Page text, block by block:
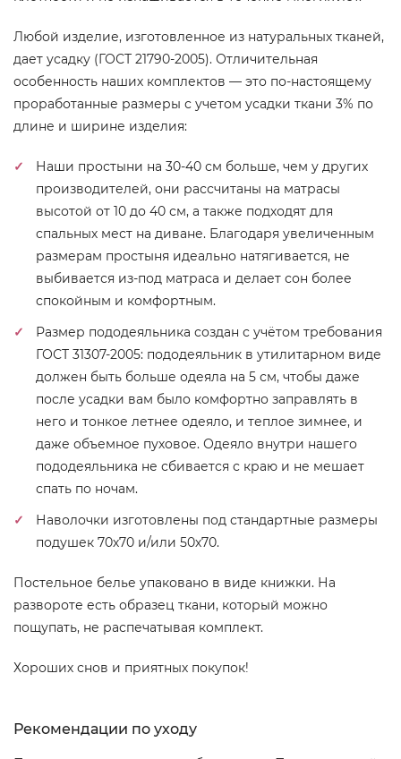
Любой изделие, изготовленное из натуральных тканей,
дает усадку (ГОСТ 21790-2005). Отличительная
особенность наших комплектов — это по-настоящему
проработанные размеры с учетом усадки ткани 3% по
длине и ширине изделия:
Наши простыни на 30-40 см больше, чем у других
производителей, они рассчитаны на матрасы
высотой от 10 до 40 см, а также подходят для
спальных мест на диване. Благодаря увеличенным
размерам простыня идеально натягивается, не
выбивается из-под матраса и делает сон более
спокойным и комфортным.
Размер пододеяльника создан с учётом требования
ГОСТ 31307-2005: пододеяльник в утилитарном виде
должен быть больше одеяла на 5 см, чтобы даже
после усадки вам было комфортно заправлять в
него и тонкое летнее одеяло, и теплое зимнее, и
даже объемное пуховое. Одеяло внутри нашего
пододеяльника не сбивается с краю и не мешает
спать по ночам.
Наволочки изготовлены под стандартные размеры
подушек 70х70 и/или 50х70.
Постельное белье упаковано в виде книжки. На
развороте есть образец ткани, который можно
пощупать, не распечатывая комплект.
Хороших снов и приятных покупок!
Рекомендации по уходу